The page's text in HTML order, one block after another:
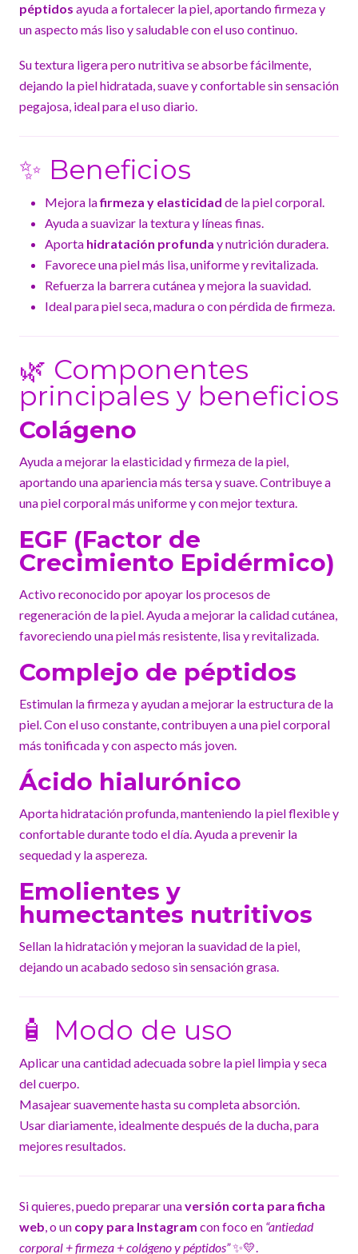
péptidos ayuda a fortalecer la piel, aportando firmeza y
un aspecto más liso y saludable con el uso continuo.
Su textura ligera pero nutritiva se absorbe fácilmente,
dejando la piel hidratada, suave y confortable sin sensación
pegajosa, ideal para el uso diario.
✨ Beneficios
Mejora lafirmeza y elasticidad de la piel corporal.
Ayuda a suavizar la textura y líneas finas.
Aporta hidratación profunda y nutrición duradera.
Favorece una piel más lisa, uniforme y revitalizada.
Refuerza la barrera cutánea y mejora la suavidad.
Ideal para piel seca, madura o con pérdida de firmeza.
🌿 Componentes
principales y beneficios
Colágeno
Ayuda a mejorar la elasticidad y firmeza de la piel,
aportando una apariencia más tersa y suave. Contribuye a
una piel corporal más uniforme y con mejor textura.
EGF (Factor de
Crecimiento Epidérmico)
Activo reconocido por apoyar los procesos de
regeneración de la piel. Ayuda a mejorar la calidad cutánea,
favoreciendo una piel más resistente, lisa y revitalizada.
Complejo de péptidos
Estimulan la firmeza y ayudan a mejorar la estructura de la
piel. Con el uso constante, contribuyen a una piel corporal
más tonificada y con aspecto más joven.
Ácido hialurónico
Aporta hidratación profunda, manteniendo la piel flexible y
confortable durante todo el día. Ayuda a prevenir la
sequedad y la aspereza.
Emolientes y
humectantes nutritivos
Sellan la hidratación y mejoran la suavidad de la piel,
dejando un acabado sedoso sin sensación grasa.
🧴 Modo de uso
Aplicar una cantidad adecuada sobre la piel limpia y seca
del cuerpo.
Masajear suavemente hasta su completa absorción.
Usar diariamente, idealmente después de la ducha, para
mejores resultados.
Si quieres, puedo preparar unaversión corta para ficha
web, o un copy para Instagram con foco en “antiedad
corporal + firmeza + colágeno y péptidos”✨💛.